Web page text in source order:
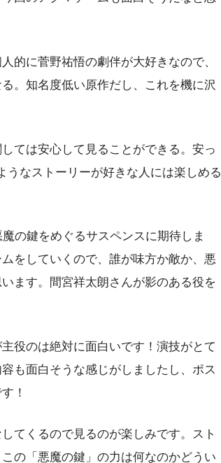
的に菅野祐悟の劇伴が大好きなので、
。知名度低い原作だし、これを機に沢
ては安心して見ることができる。安っ
なストーリーが好きな人には楽しめる
の鍵をめぐるサスペンスに期待しま
をしていくので、誰が味方か敵か、悪
ます。間宮祥太朗さんが影のある役を
役のは絶対に面白いです！演技がとて
も面白そうな感じがしましたし、ポス
！
てくるので見るのが楽しみです。スト
の「悪魔の鍵」の力は何なのかどうい